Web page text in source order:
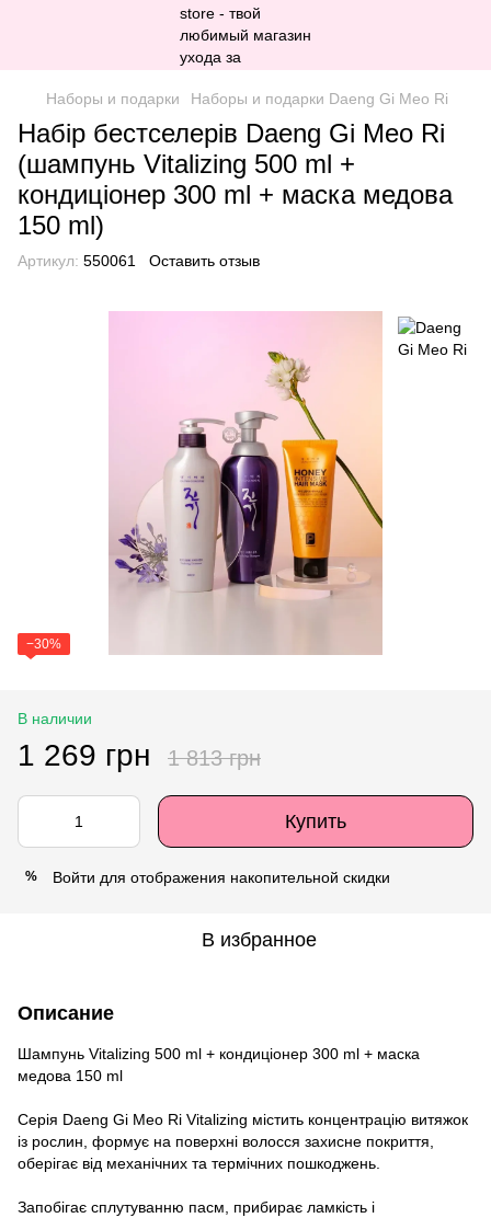
Наборы и подарки Наборы и подарки Daeng Gi Meo Ri
Набір бестселерів Daeng Gi Meo Ri
(шампунь Vitalizing 500 ml +
кондиціонер 300 ml + маска медова
150 ml)
Артикул: 550061 Оставить отзыв
−30%
В наличии
1 269 грн 1 813 грн
Купить
% Войти для отображения накопительной скидки
В избранное
Описание
Шампунь Vitalizing 500 ml + кондиціонер 300 ml + маска
медова 150 ml
Серія Daeng Gi Meo Ri Vitalizing містить концентрацію витяжок
із рослин, формує на поверхні волосся захисне покриття,
оберігає від механічних та термічних пошкоджень.
Запобігає сплутуванню пасм, прибирає ламкість і